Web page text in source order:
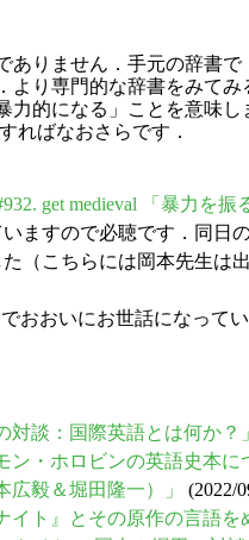
りません．手元の辞書
り専門的な辞書をみて
力的になる」ことを意味
ればなおさらです．
get medieval 「暴力を
ますので必聴です．同日
（こちらには岡本先生は
おおいにお世話になって
対談：国際英語とは何か？」
ン・ホロビンの英語史本に
広毅＆堀田隆一）」
(2022/
イト』とその原作の言語を